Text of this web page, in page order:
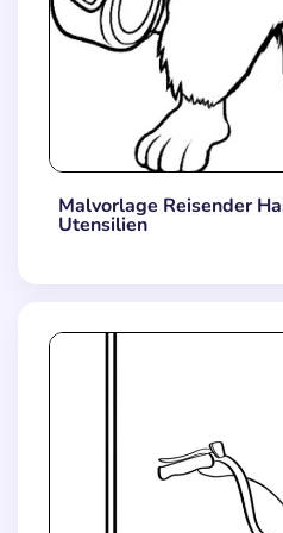
Malvorlage Reisender
Utensilien